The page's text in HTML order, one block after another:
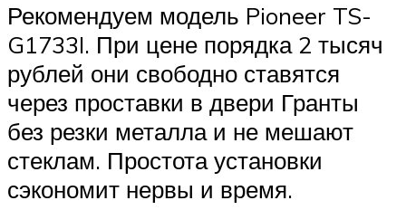
Рекомендуем модель Pioneer TS-
G1733I. При цене порядка 2 тысяч
рублей они свободно ставятся
через проставки в двери Гранты
без резки металла и не мешают
стеклам. Простота установки
сэкономит нервы и время.